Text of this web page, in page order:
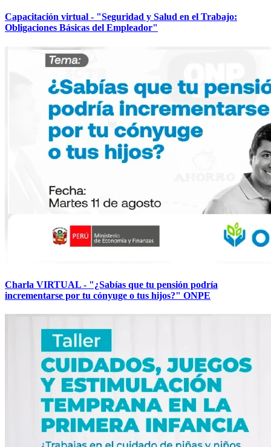
Capacitación virtual - "Seguridad y Salud en el Trabajo:
Obligaciones Básicas del Empleador"
Charla VIRTUAL - "¿Sabías que tu pensión podría
incrementarse por tu cónyuge o tus hijos?" ONPE